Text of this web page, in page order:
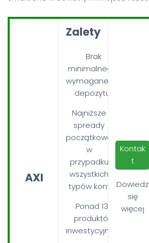
AXI
Zalety
Brak
minimalnego
wymaganego
depozytu
Najniższe
spready
początkowe
w
przypadku
wszystkich
typów kont
Ponad 130
produktów
inwestycyjnych
Kontak
t
Dowiedz
się
więcej